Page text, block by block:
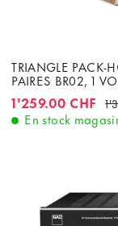
TRIANGLE PACK-
PAIRES BR02, 1
1'259.00 CHF
En stock